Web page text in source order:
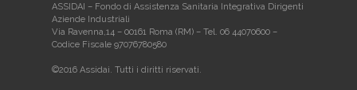
ASSIDAI – Fondo di Assistenza Sanitaria Integrativa Dirigenti
Aziende Industriali
Via Ravenna,14 – 00161 Roma (RM) – Tel. 06 44070600 –
Codice Fiscale 97076780580
©2016 Assidai. Tutti i diritti riservati.